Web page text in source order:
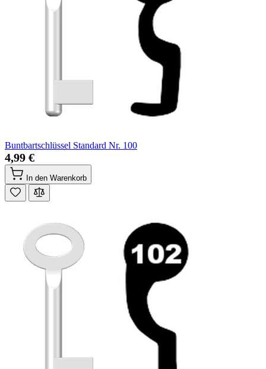
Buntbartschlüssel Standard Nr. 100
4,99 €
In den Warenkorb